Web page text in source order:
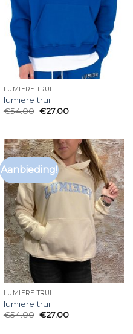
LUMIERE TRUI
lumiere trui
€54.00 €27.00
Aanbieding!
LUMIERE TRUI
lumiere trui
€54.00 €27.00